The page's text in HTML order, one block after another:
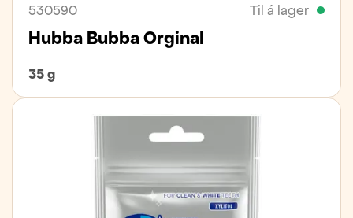
530590 Til á lager
Hubba Bubba Orginal
35 g